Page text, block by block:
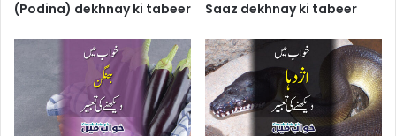
(Podina) dekhnay ki tabeer
Saaz dekhnay ki tabeer